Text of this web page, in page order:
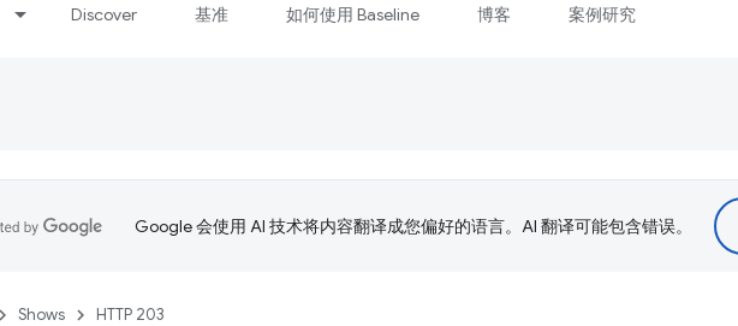
Discover 基准 如何使用 Baseline 博客 案例研究
Google 会使用 AI 技术将内容翻译成您偏好的语言。AI 翻译可能包含错误。
Shows HTTP 203